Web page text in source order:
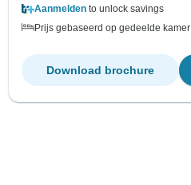
Aanmelden to unlock savings
Prijs gebaseerd op gedeelde kamer
Download brochure